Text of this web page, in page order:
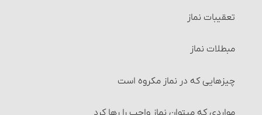
3- آب وضو و فضایی که در آن وضو می‏گیرد باید مباح باشد
4و5- ظرفی که آب وضو در آنست باید مباح بوده و از طلا و
باشد.
تعقیبات نماز
مبطلات نماز
چیزهایی که در نماز مکروه است